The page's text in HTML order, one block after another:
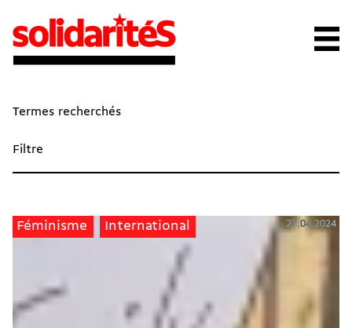
Termes recherchés
Filtre
Féminisme International 27.04.2024